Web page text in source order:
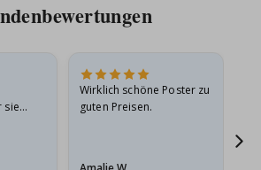
sie
Wirklich schöne Poster zu
guten Preisen.